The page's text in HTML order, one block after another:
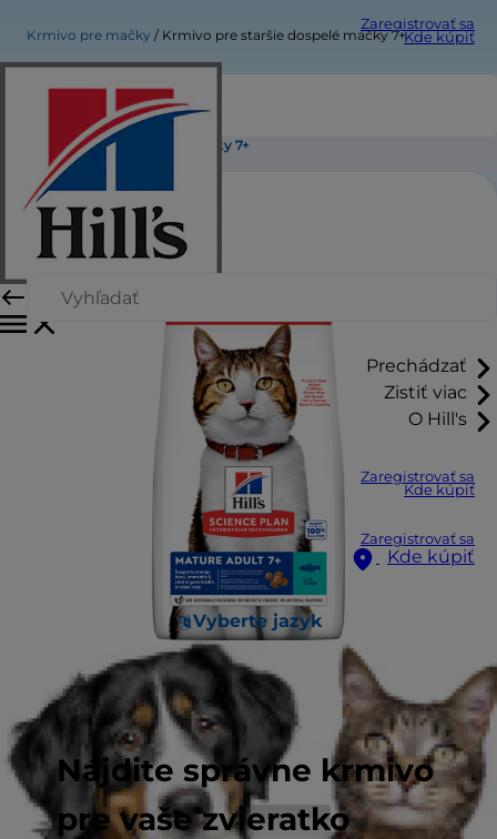
Zaregistrovať sa
Kde kúpiť
Prechádzať
Zistiť viac
O Hill's
Zaregistrovať sa
Kde kúpiť
Zaregistrovať sa
Kde kúpiť
Vyberte jazyk
Nájdite správne krmivo
pre vaše zvieratko
Krmivo pre mačky Krmivo pre staršie dospelé mačky 7+
Krmivo pre staršie dospelé mačky 7+